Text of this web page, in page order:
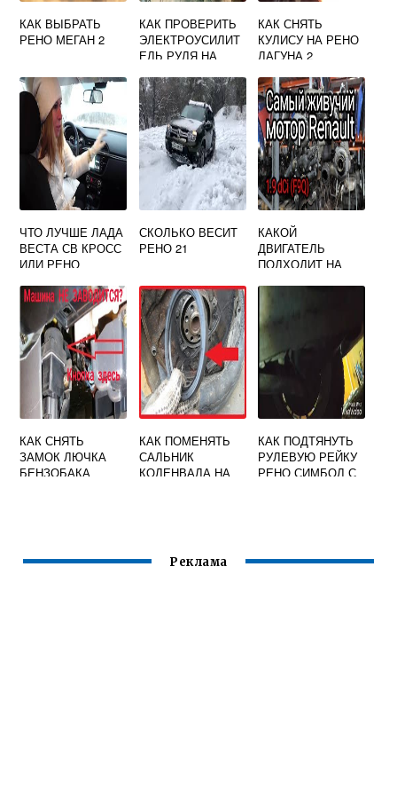
КАК ВЫБРАТЬ
РЕНО МЕГАН 2
КАК ПРОВЕРИТЬ
ЭЛЕКТРОУСИЛИТ
ЕЛЬ РУЛЯ НА
КАК СНЯТЬ
КУЛИСУ НА РЕНО
ЛАГУНА 2
ЧТО ЛУЧШЕ ЛАДА
ВЕСТА СВ КРОСС
ИЛИ РЕНО
СКОЛЬКО ВЕСИТ
РЕНО 21
КАКОЙ
ДВИГАТЕЛЬ
ПОДХОДИТ НА
КАК СНЯТЬ
ЗАМОК ЛЮЧКА
БЕНЗОБАКА
КАК ПОМЕНЯТЬ
САЛЬНИК
КОЛЕНВАЛА НА
КАК ПОДТЯНУТЬ
РУЛЕВУЮ РЕЙКУ
РЕНО СИМБОЛ С
Реклама